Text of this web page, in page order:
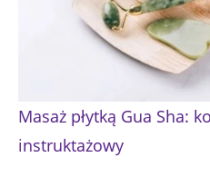
Masaż płytką Gua Sha:
instruktażowy